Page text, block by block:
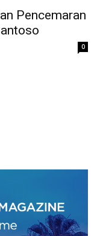
Pencemaran
0